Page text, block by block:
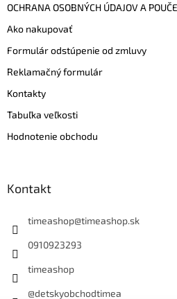
OCHRANA OSOBNÝCH ÚDAJOV A
Ako nakupovať
Formulár odstúpenie od zmluvy
Reklamačný formulár
Kontakty
Tabuľka veľkosti
Hodnotenie obchodu
Kontakt
timeashop@timeashop.sk
0910923293
timeashop
@detskyobchodtimea